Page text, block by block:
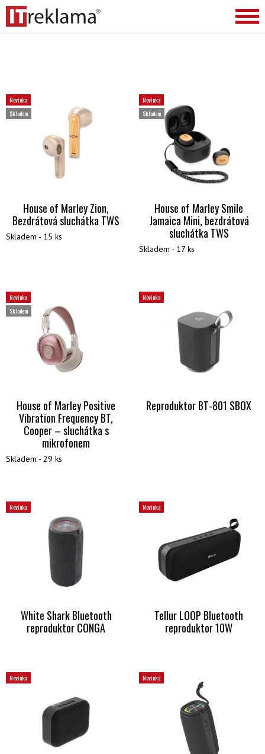
Novinka
Skladem
House of Marley Zion,
Bezdrátová sluchátka TWS
Skladem - 15 ks
Novinka
Skladem
House of Marley Smile
Jamaica Mini, bezdrátová
sluchátka TWS
Skladem - 17 ks
Novinka
Skladem
House of Marley Positive
Vibration Frequency BT,
Cooper – sluchátka s
mikrofonem
Skladem - 29 ks
Novinka
Reproduktor BT-801 SBOX
Novinka
White Shark Bluetooth
reproduktor CONGA
Novinka
Tellur LOOP Bluetooth
reproduktor 10W
Novinka Novinka